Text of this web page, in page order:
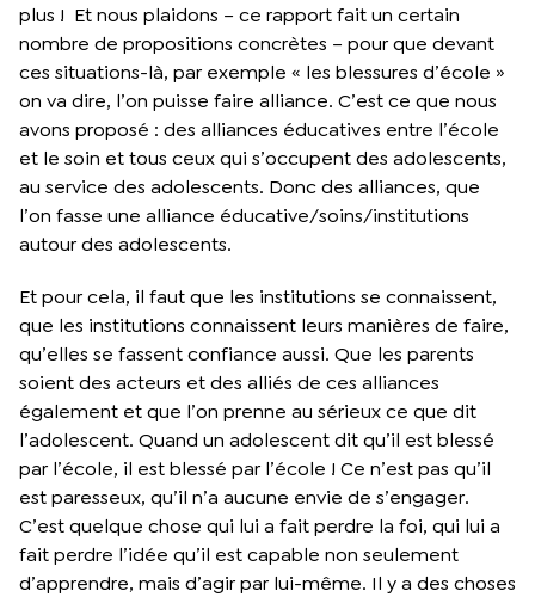
plus ! Et nous plaidons – ce rapport fait un certain
nombre de propositions concrètes – pour que devant
ces situations-là, par exemple « les blessures d’école »
on va dire, l’on puisse faire alliance. C’est ce que nous
avons proposé : des alliances éducatives entre l’école
et le soin et tous ceux qui s’occupent des adolescents,
au service des adolescents. Donc des alliances, que
l’on fasse une alliance éducative/soins/institutions
autour des adolescents.
Et pour cela, il faut que les institutions se connaissent,
que les institutions connaissent leurs manières de faire,
qu’elles se fassent confiance aussi. Que les parents
soient des acteurs et des alliés de ces alliances
également et que l’on prenne au sérieux ce que dit
l’adolescent. Quand un adolescent dit qu’il est blessé
par l’école, il est blessé par l’école ! Ce n’est pas qu’il
est paresseux, qu’il n’a aucune envie de s’engager.
C’est quelque chose qui lui a fait perdre la foi, qui lui a
fait perdre l’idée qu’il est capable non seulement
d’apprendre, mais d’agir par lui-même. Il y a des choses